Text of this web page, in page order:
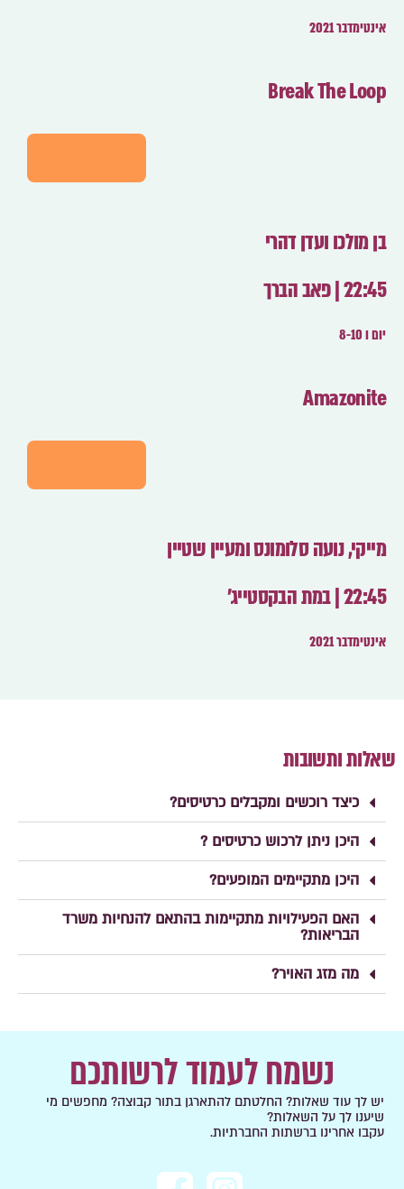
אינטימדבר 2021
Break The Loop
בן מולכו ועדן דהרי
22:45 | פאב הברך
יום ו 8-10
Amazonite
מייקי, נועה סלומונס ומעיין שטיין
22:45 | במת הבקסטייג'
אינטימדבר 2021
שאלות ותשובות
כיצד רוכשים ומקבלים כרטיסים?
היכן ניתן לרכוש כרטיסים ?
היכן מתקיימים המופעים?
האם הפעילויות מתקיימות בהתאם להנחיות משרד
הבריאות?
מה מזג האויר?
נשמח לעמוד לרשותכם
יש לך עוד שאלות? החלטתם להתארגן בתור קבוצה? מחפשים מי
שיענו לך על השאלות?
עקבו אחרינו ברשתות החברתיות.